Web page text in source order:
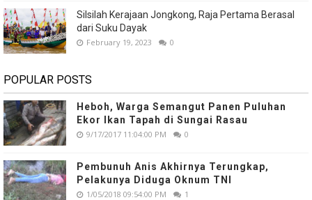
Silsilah Kerajaan Jongkong, Raja Pertama Berasal
dari Suku Dayak
February 19, 2023 0
POPULAR POSTS
Heboh, Warga Semangut Panen Puluhan
Ekor Ikan Tapah di Sungai Rasau
9/17/2017 11:04:00 PM 0
Pembunuh Anis Akhirnya Terungkap,
Pelakunya Diduga Oknum TNI
1/05/2018 09:54:00 PM 1